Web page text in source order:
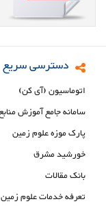
دسترسی سریع
اتوماسیون (آی کن)
سامانه جامع آموزش
پارک موزه علوم زمین
خورشید مشرق
بانک مقالات
تعرفه خدمات علوم زمین